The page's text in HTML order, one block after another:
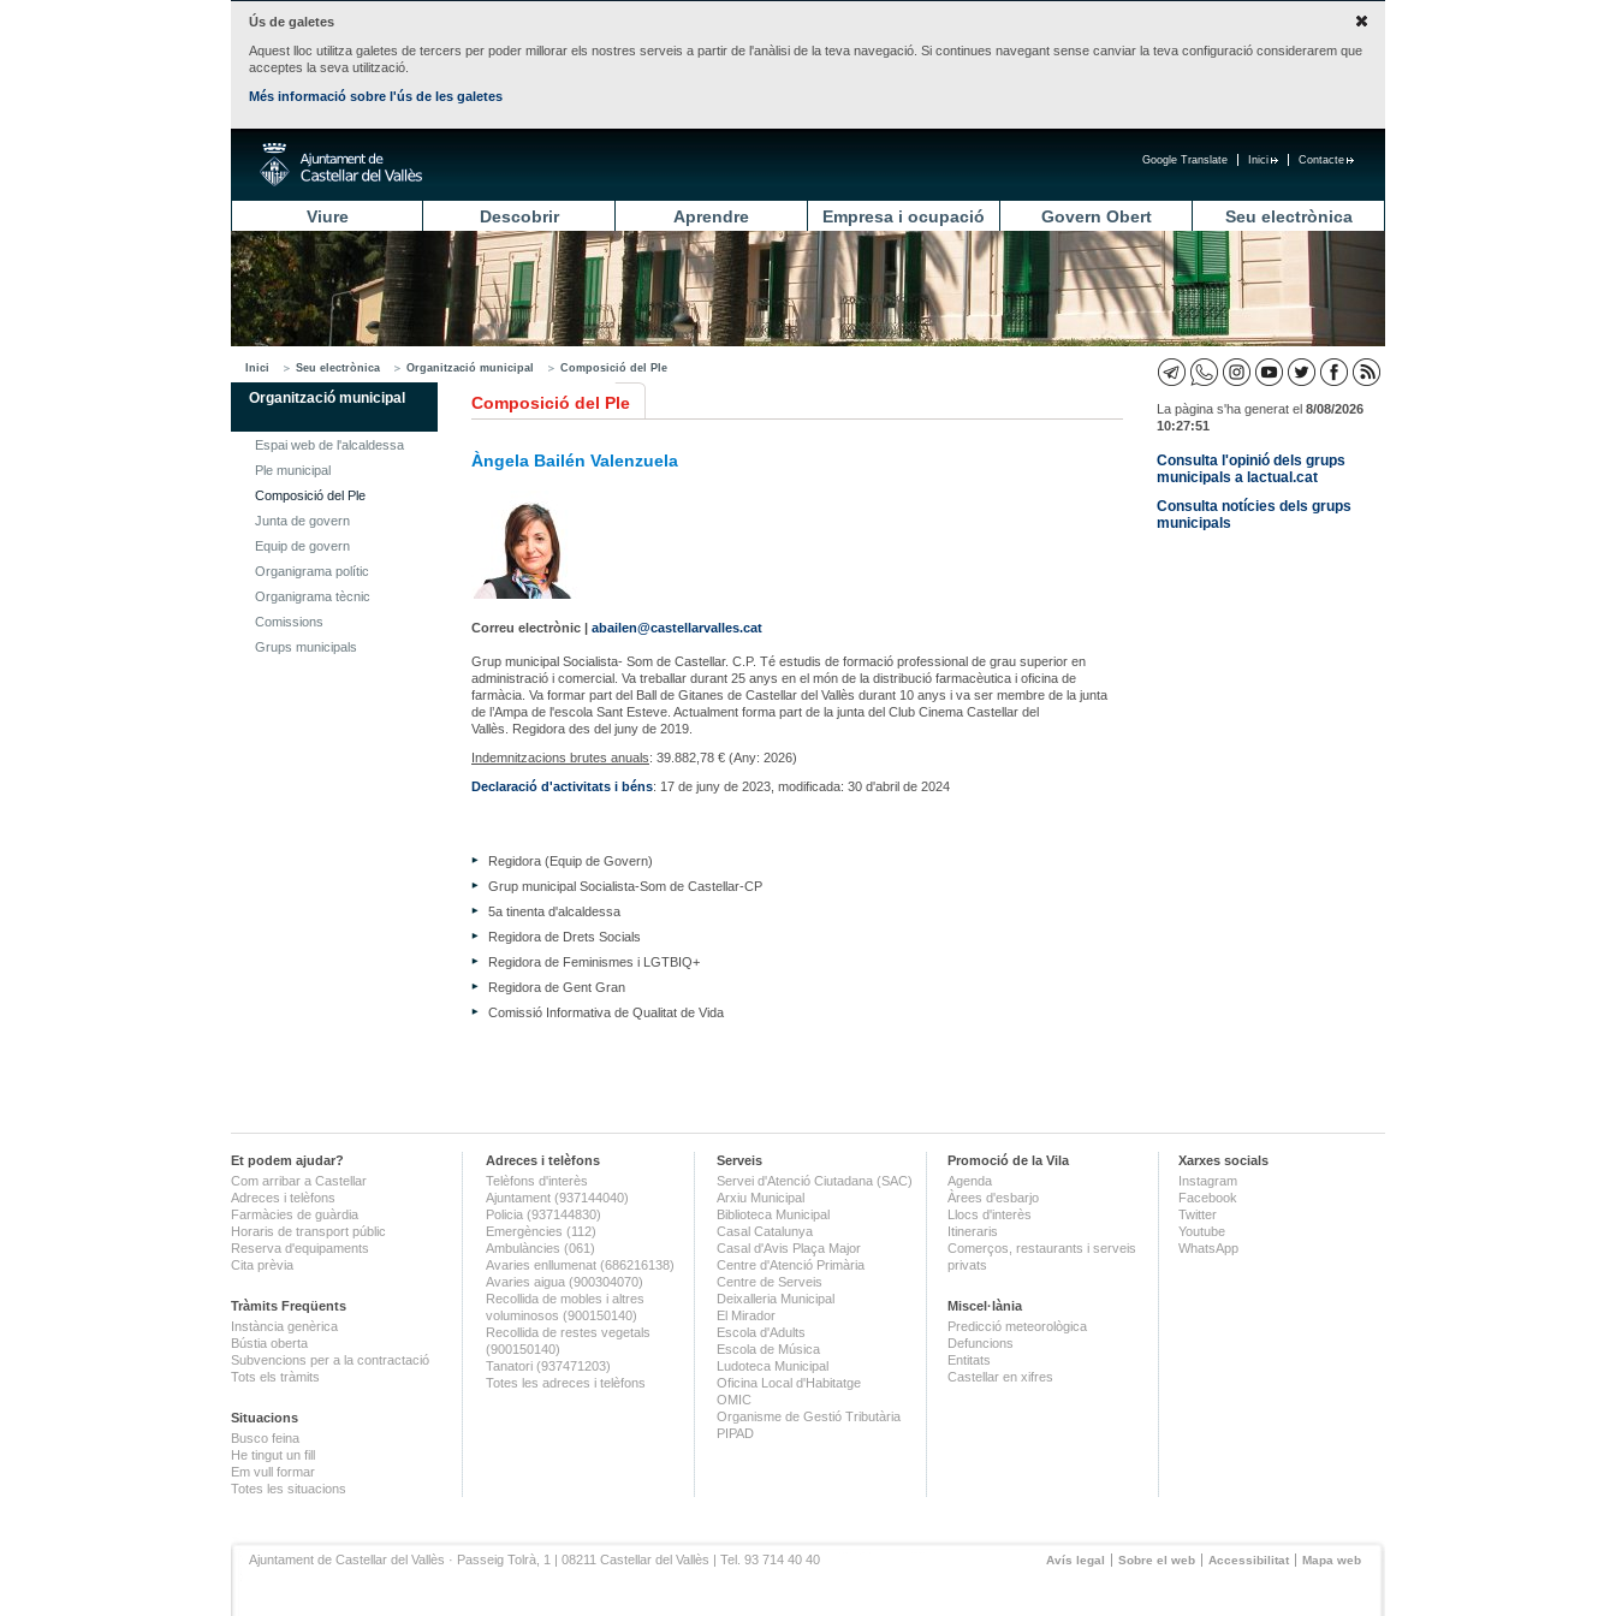
Ús de galetes
Aquest lloc utilitza galetes de tercers per poder millorar els nostres serveis a partir de l'anàlisi de la teva navegació. Si continues navegant sense canviar la teva configuració considerarem que
acceptes la seva utilització.
Més informació sobre l'ús de les galetes
Contacte
Inici
Google Translate
Viure Descobrir Aprendre Empresa i ocupació Govern Obert Seu electrònica
Inici Seu electrònica Organització municipal Composició del Ple
Organització municipal
Espai web de l'alcaldessa
Ple municipal
Composició del Ple
Junta de govern
Equip de govern
Organigrama polític
Organigrama tècnic
Comissions
Grups municipals
Composició del Ple La pàgina s'ha generat el 8/08/2026
10:27:51
Àngela Bailén Valenzuela
Correu electrònic | abailen@castellarvalles.cat
Grup municipal Socialista- Som de Castellar. C.P. Té estudis de formació professional de grau superior en
administració i comercial. Va treballar durant 25 anys en el món de la distribució farmacèutica i oficina de
farmàcia. Va formar part del Ball de Gitanes de Castellar del Vallès durant 10 anys i va ser membre de la junta
de l’Ampa de l'escola Sant Esteve. Actualment forma part de la junta del Club Cinema Castellar del
Vallès. Regidora des del juny de 2019.
Indemnitzacions brutes anuals: 39.882,78 € (Any: 2026)
Declaració d'activitats i béns: 17 de juny de 2023, modificada: 30 d'abril de 2024
Regidora (Equip de Govern)
Grup municipal Socialista-Som de Castellar-CP
5a tinenta d'alcaldessa
Regidora de Drets Socials
Regidora de Feminismes i LGTBIQ+
Regidora de Gent Gran
Comissió Informativa de Qualitat de Vida
Consulta l'opinió dels grups
municipals a lactual.cat
Consulta notícies dels grups
municipals
Et podem ajudar?
Com arribar a Castellar
Adreces i telèfons
Farmàcies de guàrdia
Horaris de transport públic
Reserva d'equipaments
Cita prèvia
Tràmits Freqüents
Instància genèrica
Bústia oberta
Subvencions per a la contractació
Tots els tràmits
Situacions
Busco feina
He tingut un fill
Em vull formar
Totes les situacions
Adreces i telèfons
Telèfons d'interès
Ajuntament (937144040)
Policia (937144830)
Emergències (112)
Ambulàncies (061)
Avaries enllumenat (686216138)
Avaries aigua (900304070)
Recollida de mobles i altres
voluminosos (900150140)
Recollida de restes vegetals
(900150140)
Tanatori (937471203)
Totes les adreces i telèfons
Serveis
Servei d'Atenció Ciutadana (SAC)
Arxiu Municipal
Biblioteca Municipal
Casal Catalunya
Casal d'Avis Plaça Major
Centre d'Atenció Primària
Centre de Serveis
Deixalleria Municipal
El Mirador
Escola d'Adults
Escola de Música
Ludoteca Municipal
Oficina Local d'Habitatge
OMIC
Organisme de Gestió Tributària
PIPAD
Promoció de la Vila
Agenda
Àrees d'esbarjo
Llocs d'interès
Itineraris
Comerços, restaurants i serveis
privats
Miscel·lània
Predicció meteorològica
Defuncions
Entitats
Castellar en xifres
Xarxes socials
Instagram
Facebook
Twitter
Youtube
WhatsApp
Avís legal Sobre el web Accessibilitat Mapa web
Ajuntament de Castellar del Vallès · Passeig Tolrà, 1 | 08211 Castellar del Vallès | Tel. 93 714 40 40